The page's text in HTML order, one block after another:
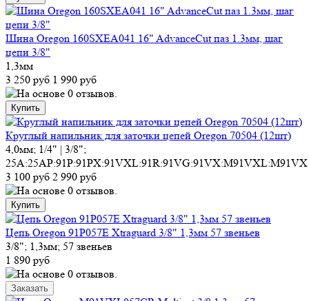
Шина Oregon 160SXEA041 16" AdvanceCut паз 1.3мм, шаг
цепи 3/8"
1,3мм
3 250 руб 1 990 руб
Круглый напильник для заточки цепей Oregon 70504 (12шт)
4,0мм; 1/4" | 3/8";
25A:25AP:91P:91PX:91VXL:91R:91VG:91VX:M91VXL:M91VX
3 100 руб 2 990 руб
Цепь Oregon 91P057E Xtraguard 3/8" 1,3мм 57 звеньев
3/8"; 1,3мм; 57 звеньев
1 890 руб